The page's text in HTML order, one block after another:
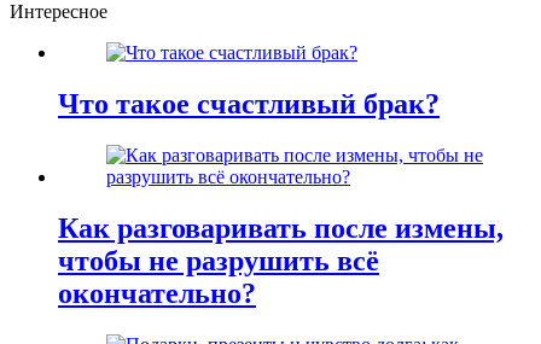
Интересное
Что такое счастливый брак?
Как разговаривать после измены,
чтобы не разрушить всё
окончательно?